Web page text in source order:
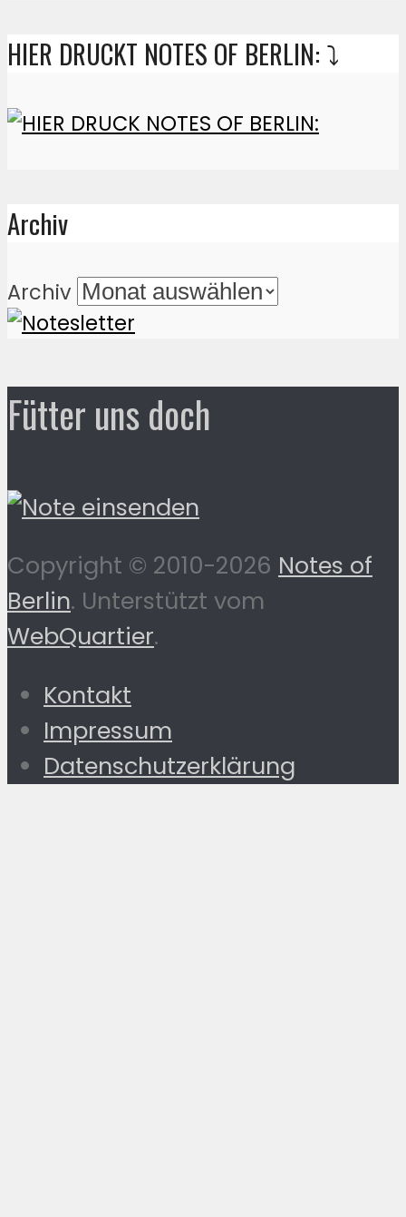
HIER DRUCKT NOTES OF BERLIN: ⤵️
Archiv
Archiv
Fütter uns doch
Copyright © 2010-2026 Notes of
Berlin. Unterstützt vom
WebQuartier.
Kontakt
Impressum
Datenschutzerklärung